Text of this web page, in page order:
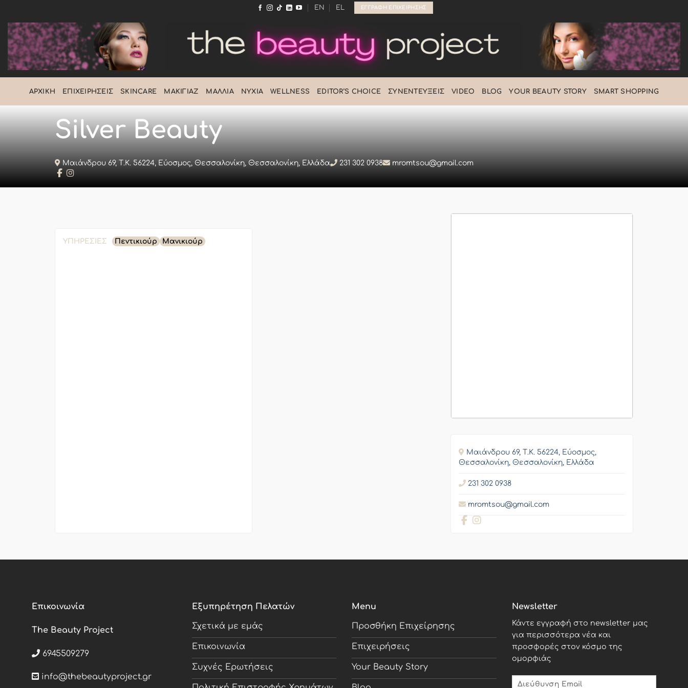
περιεχόμενο
EN EL ΕΓΓΡΑΦΉ ΕΠΙΧΕΊΡΗΣΗΣ
ΑΡΧΙΚΉ ΕΠΙΧΕΙΡΉΣΕΙΣ SKINCARE ΜΑΚΙΓΙΆΖ ΜΑΛΛΙΆ ΝΎΧΙΑ WELLNESS EDITOR’S CHOICE ΣΥΝΕΝΤΕΎΞΕΙΣ VIDEO BLOG ΥOUR BEAUTY STORY SMART SHOPPING
Silver Beauty
Μαιάνδρου 69, Τ.Κ. 56224, Εύοσμος, Θεσσαλονίκη, Θεσσαλονίκη, Ελλάδα 231 302 0938 mromtsou@gmail.com
ΥΠΗΡΕΣΊΕΣ Πεντικιούρ Μανικιούρ
Μαιάνδρου 69, Τ.Κ. 56224, Εύοσμος,
Θεσσαλονίκη, Θεσσαλονίκη, Ελλάδα
231 302 0938
mromtsou@gmail.com
Επικοινωνία
The Beauty Project
6945509279
info@thebeautyproject.gr
Εξυπηρέτηση Πελατών
Σχετικά με εμάς
Επικοινωνία
Συχνές Ερωτήσεις
Menu
Προσθήκη Επιχείρησης
Επιχειρήσεις
Your Beauty Story
Newsletter
Κάντε εγγραφή στο newsletter μας
για περισσότερα νέα και
προσφορές στον κόσμο της
ομορφιάς